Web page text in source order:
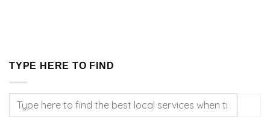
TYPE HERE TO FIND